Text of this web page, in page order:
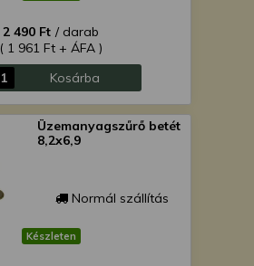
2 490 Ft / darab
( 1 961 Ft + ÁFA )
Kosárba
Üzemanyagszűrő betét
8,2x6,9
Normál szállítás
Készleten